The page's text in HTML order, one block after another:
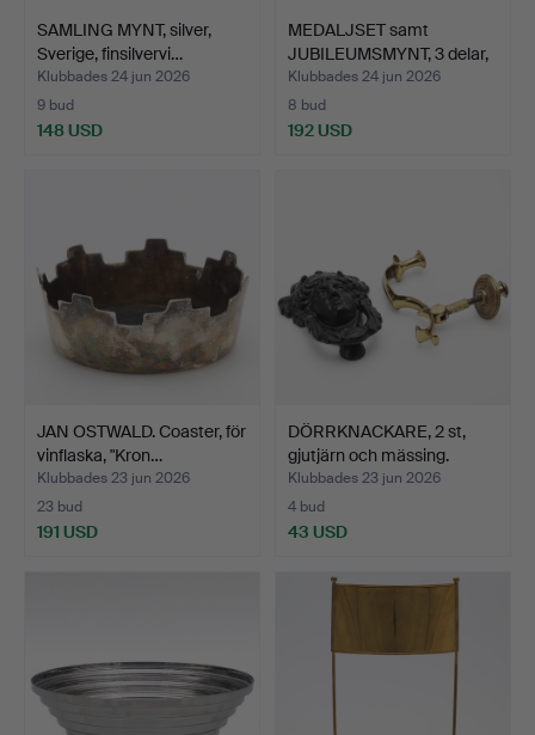
SAMLING MYNT, silver,
Sverige, finsilvervi…
Klubbades 24 jun 2026
9 bud
148 USD
MEDALJSET samt
JUBILEUMSMYNT, 3 delar,
fin…
Klubbades 24 jun 2026
8 bud
192 USD
JAN OSTWALD. Coaster, för
vinflaska, "Kron…
Klubbades 23 jun 2026
23 bud
191 USD
DÖRRKNACKARE, 2 st,
gjutjärn och mässing.
Klubbades 23 jun 2026
4 bud
43 USD